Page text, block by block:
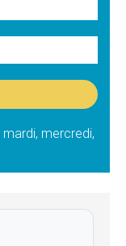
mercredi,